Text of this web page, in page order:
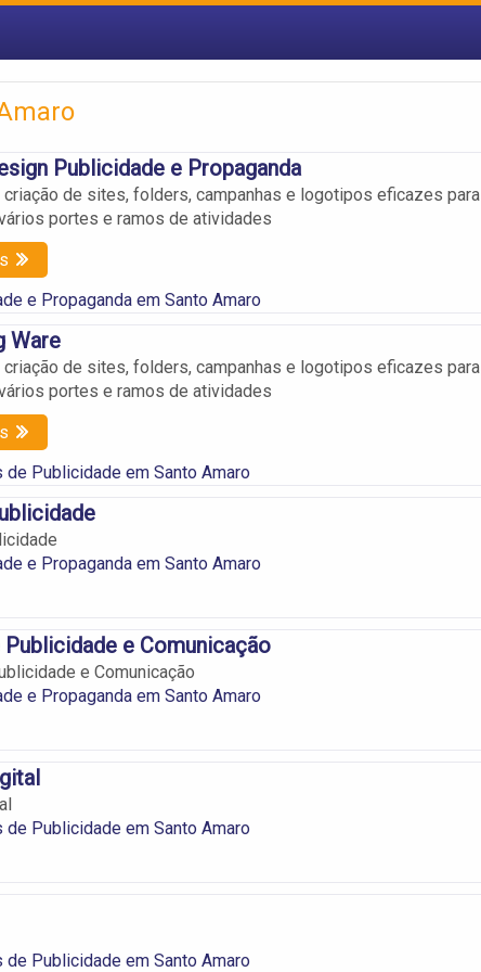
Publicidade e Propaganda
de sites, folders, campanhas e logotipos eficazes para
portes e ramos de atividades
e Propaganda em Santo Amaro
Ware
de sites, folders, campanhas e logotipos eficazes para
portes e ramos de atividades
de Publicidade em Santo Amaro
e Propaganda em Santo Amaro
e Comunicação
e Comunicação
e Propaganda em Santo Amaro
de Publicidade em Santo Amaro
de Publicidade em Santo Amaro